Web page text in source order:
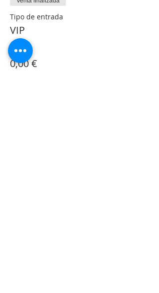
Tipo de entrada
VIP
Precio
0,00 €